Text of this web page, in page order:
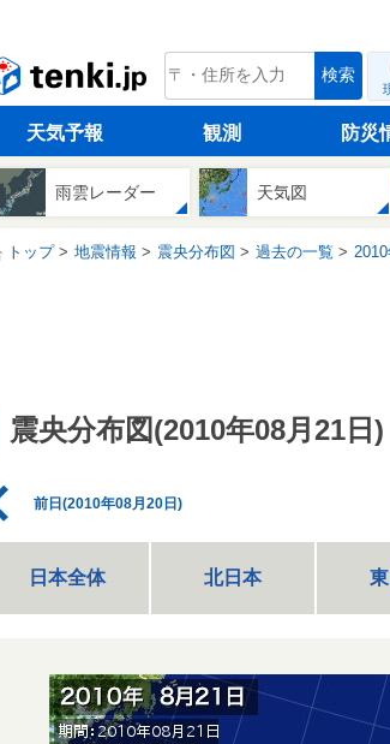
tenki.jp 検索
天気予報 観測 防災
雨雲レーダー 天気図
トップ 地震情報 震央分布図 過去の一覧
震央分布図(2010年08月21日)
前日(2010年08月20日)
日本全体 北日本